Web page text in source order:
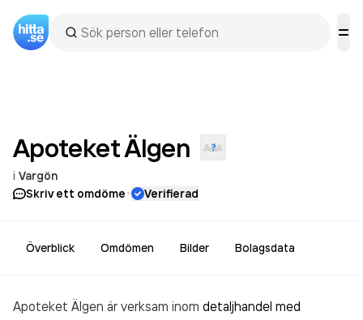
ApoteketÄlgen
i Vargön
Skriv ett omdöme· Verifierad
Överblick Omdömen Bilder Bolagsdata
Apoteket Älgen är verksam inom detaljhandel med